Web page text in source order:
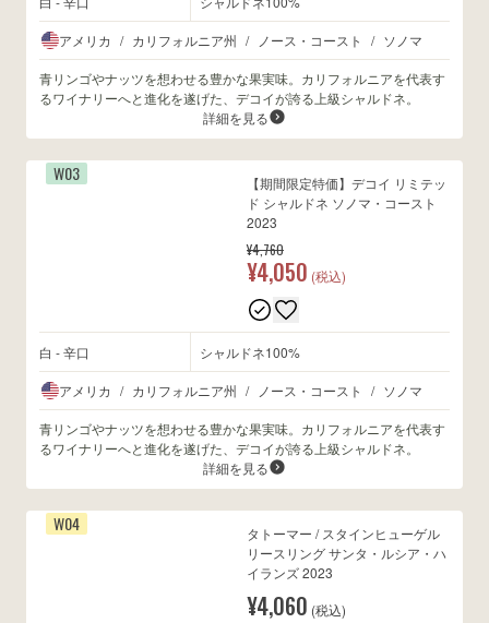
アメリカ / カリフォルニア州 / ノース・コースト / ソノマ
青リンゴやナッツを想わせる豊かな果実味。カリフォルニアを代表す
るワイナリーへと進化を遂げた、デコイが誇る上級シャルドネ。
詳細を見る
W03
【期間限定特価】デコイ リミテッ
ド シャルドネ ソノマ・コースト
2023
¥4,760
¥4,050 (税込)
白 - 辛口 シャルドネ100%
アメリカ / カリフォルニア州 / ノース・コースト / ソノマ
青リンゴやナッツを想わせる豊かな果実味。カリフォルニアを代表す
るワイナリーへと進化を遂げた、デコイが誇る上級シャルドネ。
詳細を見る
W04
タトーマー / スタインヒューゲル
リースリング サンタ・ルシア・ハ
イランズ 2023
¥4,060 (税込)